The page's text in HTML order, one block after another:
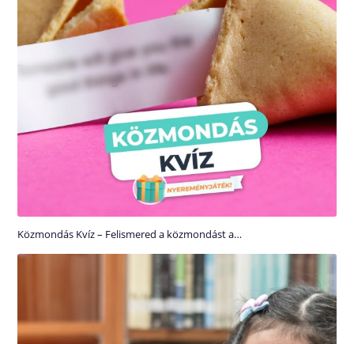
Közmondás Kvíz – Felismered a közmondást a…